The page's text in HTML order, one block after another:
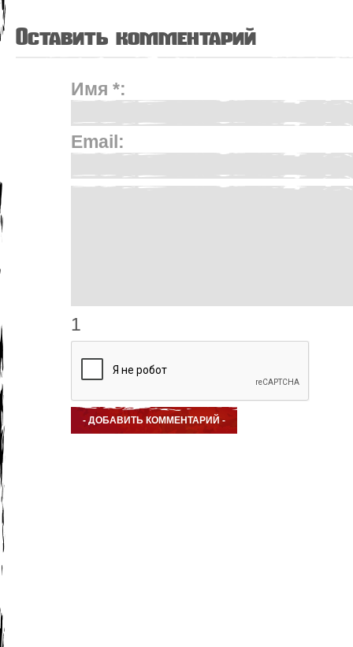
Оставить комментарий
Имя *:
Email:
1